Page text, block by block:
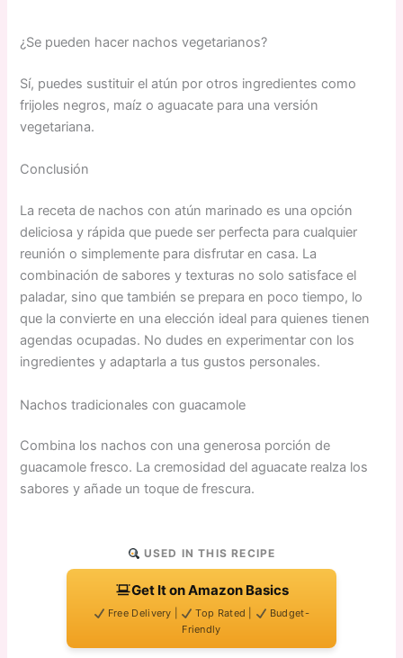
¿Se pueden hacer nachos vegetarianos?
Sí, puedes sustituir el atún por otros ingredientes como
frijoles negros, maíz o aguacate para una versión
vegetariana.
Conclusión
La receta de nachos con atún marinado es una opción
deliciosa y rápida que puede ser perfecta para cualquier
reunión o simplemente para disfrutar en casa. La
combinación de sabores y texturas no solo satisface el
paladar, sino que también se prepara en poco tiempo, lo
que la convierte en una elección ideal para quienes tienen
agendas ocupadas. No dudes en experimentar con los
ingredientes y adaptarla a tus gustos personales.
Nachos tradicionales con guacamole
Combina los nachos con una generosa porción de
guacamole fresco. La cremosidad del aguacate realza los
sabores y añade un toque de frescura.
USED IN THIS RECIPE
Get It on Amazon Basics
Free Delivery | Top Rated |
Budget-
Friendly